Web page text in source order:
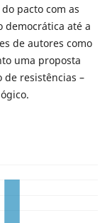
pacto com as
democrática até a
de autores como
uma proposta
resistências –